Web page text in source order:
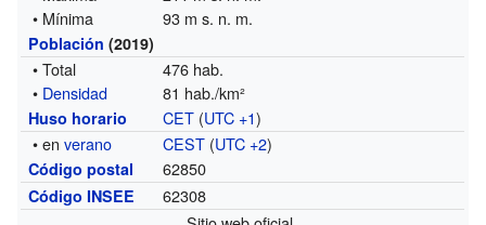
• Mínima
93 m s. n. m.
Población (2019)
• Total
476 hab.
• Densidad 81 hab./km²
Huso horario CET (UTC +1)
• enverano CEST (UTC +2)
Código postal 62850
Código INSEE
62308